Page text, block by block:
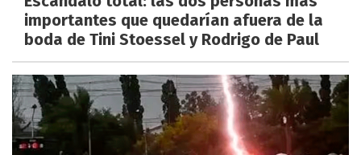
importantes que quedarían afuera de la
boda de Tini Stoessel y Rodrigo de Paul